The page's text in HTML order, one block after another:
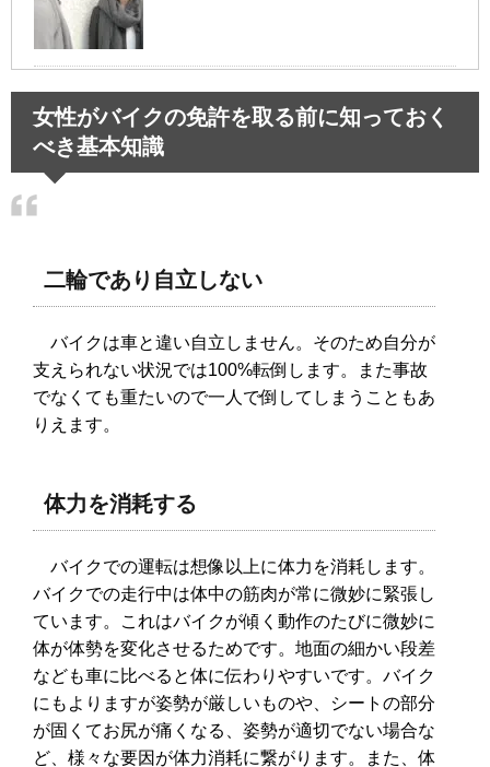
旦那が飲み会で連絡なし…イラ
イラせず過ごすための考え方とは
入れ方と自己流で行う危険性～
血液検査の結果は病院ですぐわか
女性がバイクの免許を取る前に知っておく
べき基本知識
二輪であり自立しない
バイクは車と違い自立しません。そのため自分が
支えられない状況では100%転倒します。また事故
でなくても重たいので一人で倒してしまうこともあ
りえます。
体力を消耗する
バイクでの運転は想像以上に体力を消耗します。
バイクでの走行中は体中の筋肉が常に微妙に緊張し
ています。これはバイクが傾く動作のたびに微妙に
体が体勢を変化させるためです。地面の細かい段差
なども車に比べると体に伝わりやすいです。バイク
にもよりますが姿勢が厳しいものや、シートの部分
が固くてお尻が痛くなる、姿勢が適切でない場合な
ど、様々な要因が体力消耗に繋がります。また、体